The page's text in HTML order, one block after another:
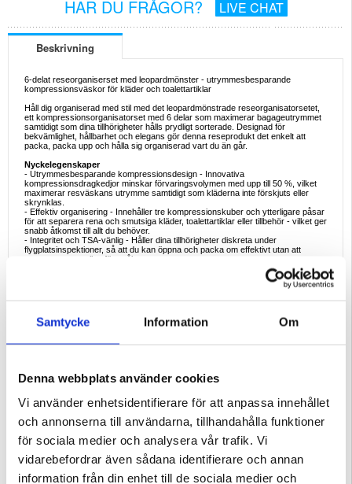
Samtycke Information Om
Denna webbplats använder cookies
Vi använder enhetsidentifierare för att anpassa innehållet
och annonserna till användarna, tillhandahålla funktioner
för sociala medier och analysera vår trafik. Vi
vidarebefordrar även sådana identifierare och annan
information från din enhet till de sociala medier och
HAR DU FRÅGOR? LIVE CHAT
Beskrivning
6-delat reseorganiserset med leopardmönster - utrymmesbesparande
kompressionsväskor för kläder och toalettartiklar
Håll dig organiserad med stil med det leopardmönstrade reseorganisatorsetet,
ett kompressionsorganisatorset med 6 delar som maximerar bagageutrymmet
samtidigt som dina tillhörigheter hålls prydligt sorterade. Designad för
bekvämlighet, hållbarhet och elegans gör denna reseprodukt det enkelt att
packa, packa upp och hålla sig organiserad vart du än går.
Nyckelegenskaper
- Utrymmesbesparande kompressionsdesign - Innovativa
kompressionsdragkedjor minskar förvaringsvolymen med upp till 50 %, vilket
maximerar resväskans utrymme samtidigt som kläderna inte förskjuts eller
skrynklas.
- Effektiv organisering - Innehåller tre kompressionskuber och ytterligare påsar
för att separera rena och smutsiga kläder, toalettartiklar eller tillbehör - vilket ger
snabb åtkomst till allt du behöver.
- Integritet och TSA-vänlig - Håller dina tillhörigheter diskreta under
flygplatsinspektioner, så att du kan öppna och packa om effektivt utan att
exponera personliga föremål.
- Slitstarkt och lätt material - Tillverkad av högkvalitativ vattentät nylon som ger
långvarig användning samtidigt som ditt bagage är lätt och spilltåligt.
- Enkel packning och uppackning - Utrustad med robusta handtag för snabb
borttagning och placering i hotellådor eller garderober - du behöver inte packa
- Påse med dragsko: 40 × 30 cm
- Liten kompressionspåse: 29 × 22 × 3,5-9 cm
- Stor kompressionsväska: 44,9 × 32 × 3,5-9 cm
God för
Perfekt för resenärer, familjer och yrkesverksamma som värdesätter
organisation och effektivitet. Håll kläder, skor och toalettartiklar åtskilda och
Det leopardmönstrade reseorganisatörssetet i 6 delar kombinerar mode,